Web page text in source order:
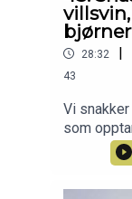
inn her:
bjørner
28:32 |
43
Vi
som
vanlig
også lyst